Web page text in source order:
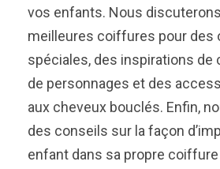
vos enfants. Nous
meilleures coiffures pour des
spéciales, des inspirations de
de personnages et des
aux cheveux bouclés. Enfin,
des conseils sur la façon
enfant dans sa propre